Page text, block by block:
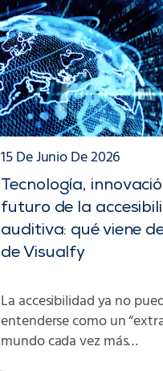
Tecnología,
futuro de la
auditiva: qué viene
de Visualfy
15 De Junio De 2026
La accesibilidad ya no
entenderse como un
mundo cada vez más…